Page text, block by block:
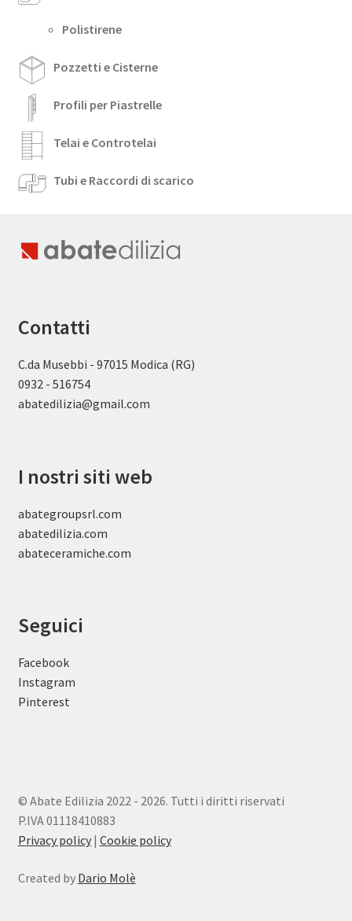
Polistirene
Pozzetti e Cisterne
Profili per Piastrelle
Telai e Controtelai
Tubi e Raccordi di scarico
Contatti
C.da Musebbi - 97015 Modica (RG)
0932 - 516754
abatedilizia@gmail.com
I nostri siti web
abategroupsrl.com
abatedilizia.com
abateceramiche.com
Seguici
Facebook
Instagram
Pinterest
© Abate Edilizia 2022 - 2026. Tutti i diritti riservati
P.IVA 01118410883
Privacy policy| Cookie policy
Created by Dario Molè